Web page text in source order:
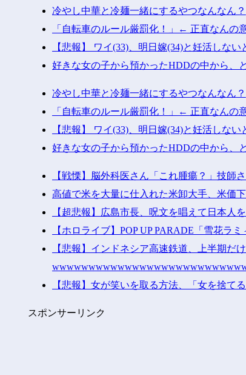
冷やし中華と冷麺一緒にするやつなんなん？
「自転車のルール厳罰化！」← 正直なんの
【悲報】 ワイ(33)、明日嫁(34)と妊活しな
好きな女の子から預かったHDDの中から、
冷やし中華と冷麺一緒にするやつなんなん？
「自転車のルール厳罰化！」← 正直なんの
【悲報】 ワイ(33)、明日嫁(34)と妊活しな
好きな女の子から預かったHDDの中から、
【戦慄】脳外科医さん「これ腫瘍？」技師
高値で米を大量に仕入れた米卸大手、米価
【超悲報】広島市長、呪文を唱えて日本人
【ホロライブ】POP UP PARADE「雪花ラ
【悲報】インドネシア高速鉄道、上半期だ
【悲報】女が笑いを取る方法、「女を捨て
スポンサーリンク